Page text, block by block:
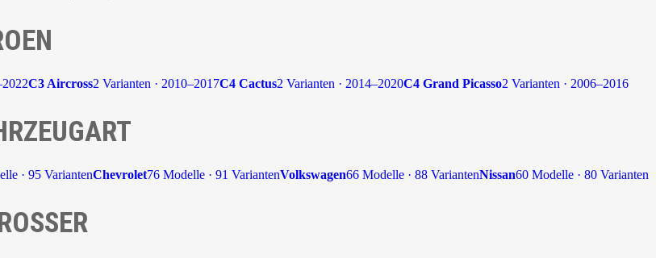
C3 Aircross2 Varianten · 2010–2017C4 Cactus2 Varianten · 2014–2020C4 Grand Picasso2 Varianten · 2006–2016
· 95 VariantenChevrolet76 Modelle · 91 VariantenVolkswagen66 Modelle · 88 VariantenNissan60 Modelle · 80 Varianten